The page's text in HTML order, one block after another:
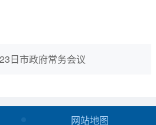
日市政府常务会议
网站地图